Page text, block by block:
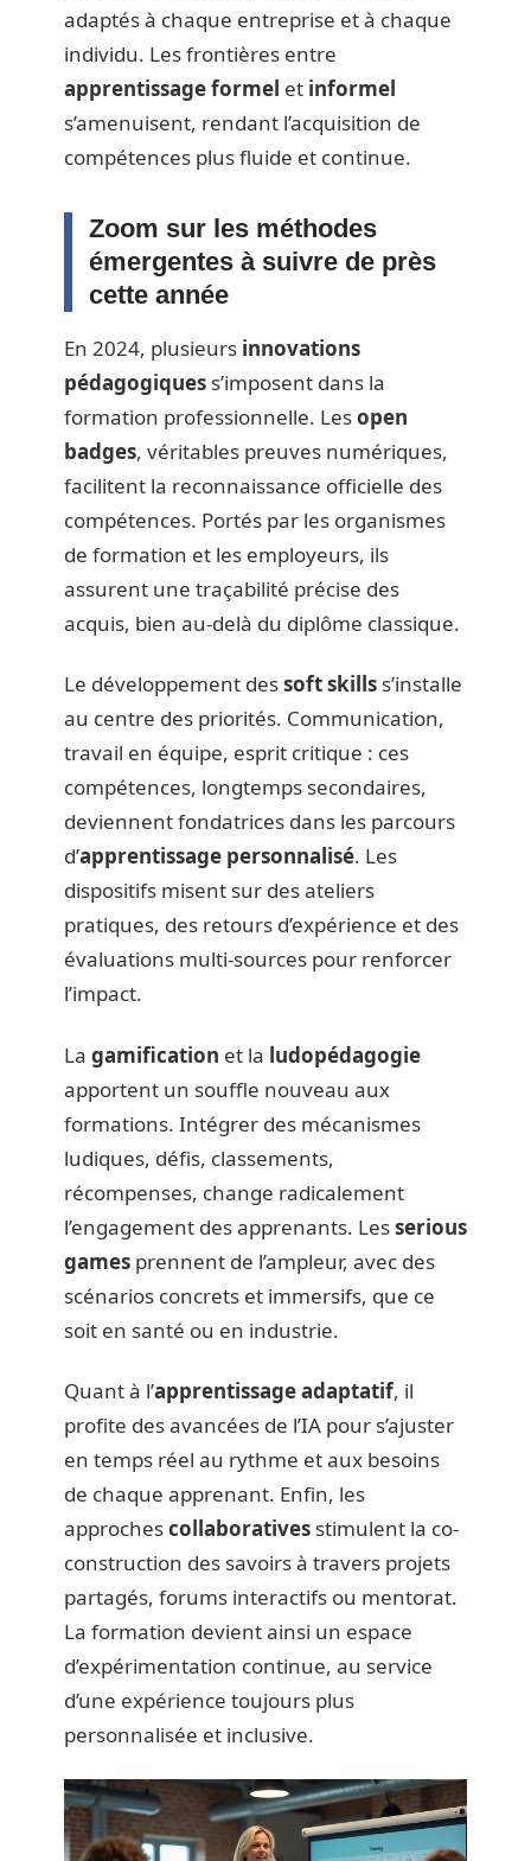
adaptés à chaque entreprise et à chaque
individu. Les frontières entre
apprentissage formel et informel
s’amenuisent, rendant l’acquisition de
compétences plus fluide et continue.
Zoom sur les méthodes
émergentes à suivre de près
cette année
En 2024, plusieurs innovations
pédagogiques s’imposent dans la
formation professionnelle. Lesopen
badges, véritables preuves numériques,
facilitent la reconnaissance officielle des
compétences. Portés par les organismes
de formation et les employeurs, ils
assurent une traçabilité précise des
acquis, bien au-delà du diplôme classique.
Le développement dessoft skills s’installe
au centre des priorités. Communication,
travail en équipe, esprit critique : ces
compétences, longtemps secondaires,
deviennent fondatrices dans les parcours
d’apprentissage personnalisé. Les
dispositifs misent sur des ateliers
pratiques, des retours d’expérience et des
évaluations multi-sources pour renforcer
l’impact.
La gamification et la ludopédagogie
apportent un souffle nouveau aux
formations. Intégrer des mécanismes
ludiques, défis, classements,
récompenses, change radicalement
l’engagement des apprenants. Lesserious
games prennent de l’ampleur, avec des
scénarios concrets et immersifs, que ce
soit en santé ou en industrie.
Quant à l’apprentissage adaptatif, il
profite des avancées de l’IA pour s’ajuster
en temps réel au rythme et aux besoins
de chaque apprenant. Enfin, les
approchescollaboratives stimulent la co-
construction des savoirs à travers projets
partagés, forums interactifs ou mentorat.
La formation devient ainsi un espace
d’expérimentation continue, au service
d’une expérience toujours plus
personnalisée et inclusive.